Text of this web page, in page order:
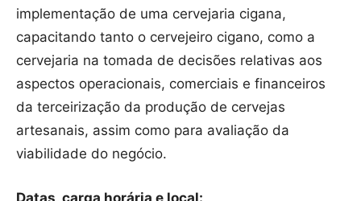
implementação de uma cervejaria cigana,
capacitando tanto o cervejeiro cigano, como a
cervejaria na tomada de decisões relativas aos
aspectos operacionais, comerciais e financeiros
da terceirização da produção de cervejas
artesanais, assim como para avaliação da
viabilidade do negócio.